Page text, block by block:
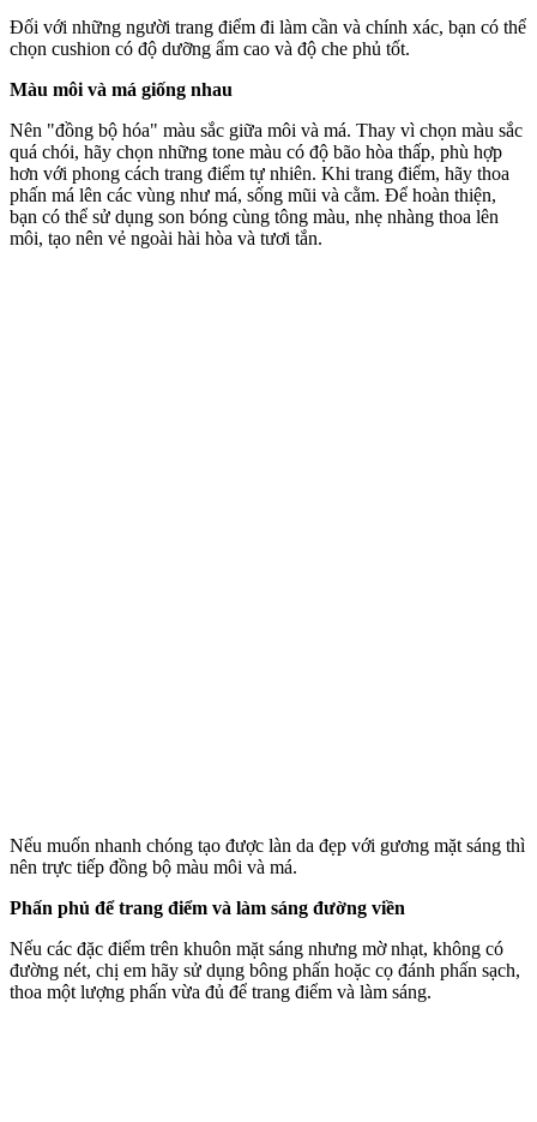
Đối với những người trang điểm đi làm cần và chính xác, bạn có thể
chọn cushion có độ dưỡng ẩm cao và độ che phủ tốt.
Màu môi và má giống nhau
Nên "đồng bộ hóa" màu sắc giữa môi và má. Thay vì chọn màu sắc
quá chói, hãy chọn những tone màu có độ bão hòa thấp, phù hợp
hơn với phong cách trang điểm tự nhiên. Khi trang điểm, hãy thoa
phấn má lên các vùng như má, sống mũi và cằm. Để hoàn thiện,
bạn có thể sử dụng son bóng cùng tông màu, nhẹ nhàng thoa lên
môi, tạo nên vẻ ngoài hài hòa và tươi tắn.
Nếu muốn nhanh chóng tạo được làn da đẹp với gương mặt sáng thì
nên trực tiếp đồng bộ màu môi và má.
Phấn phủ để trang điểm và làm sáng đường viền
Nếu các đặc điểm trên khuôn mặt sáng nhưng mờ nhạt, không có
đường nét, chị em hãy sử dụng bông phấn hoặc cọ đánh phấn sạch,
thoa một lượng phấn vừa đủ để trang điểm và làm sáng.